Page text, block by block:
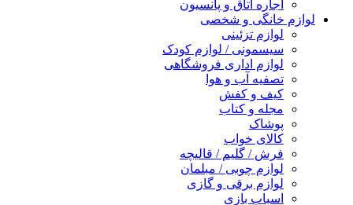
اجاره اتاق و پانسیون
لوازم خانگی و شخصی
لوازم تزئینی
سیسمونی / لوازم کودک
لوازم اداری فروشگاهی
تصفیه آب و هوا
کیف و کفش
مجله و کتاب
پوشاک
کالای خواب
فرش / گلیم / قالیچه
لوازم چوبی / مبلمان
لوازم برقی و گازی
اسباب بازی